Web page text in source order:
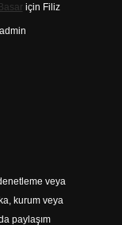
için Filiz
admin
veya
kurum veya
paylaşım